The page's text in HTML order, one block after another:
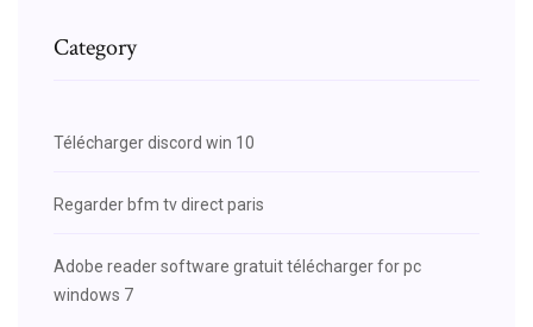
Category
Télécharger discord win 10
Regarder bfm tv direct paris
Adobe reader software gratuit télécharger for pc
windows 7